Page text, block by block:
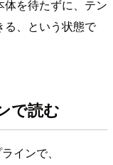
を待たずに、テン
る、という状態で
で読む
インで、